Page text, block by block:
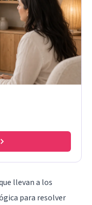
llevan a los
para resolver